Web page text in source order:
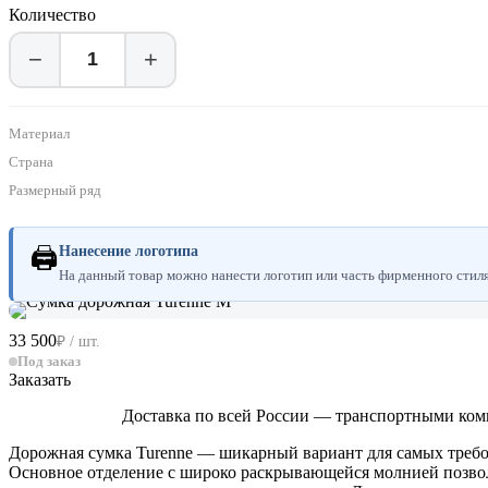
Количество
− +
Материал
Страна
Размерный ряд
🖨Нанесение логотипа
На данный товар можно нанести логотип или часть фирменного
33 500₽ / шт.
Под заказ
Заказать
Доставка по всей России — транспортными
Дорожная сумка Turenne — шикарный вариант для самых
Основное отделение с широко раскрывающейся молнией